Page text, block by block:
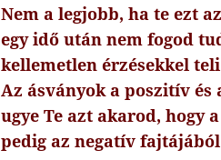
Nem a legjobb, ha te ezt
egy idő után nem fogod
kellemetlen érzésekkel
Az ásványok a poszitív
ugye Te azt akarod, hogy
pedig az negatív